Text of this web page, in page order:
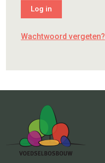
Wachtwoord vergeten?